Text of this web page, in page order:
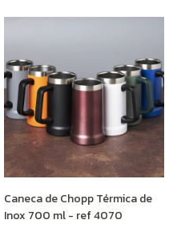
Caneca de Chopp Térmica de
Inox 700 ml - ref 4070